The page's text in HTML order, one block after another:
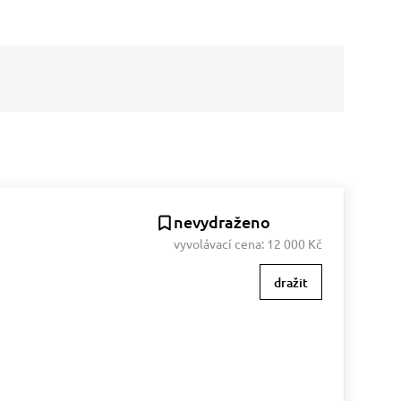
nevydraženo
vyvolávací cena: 12 000 Kč
dražit